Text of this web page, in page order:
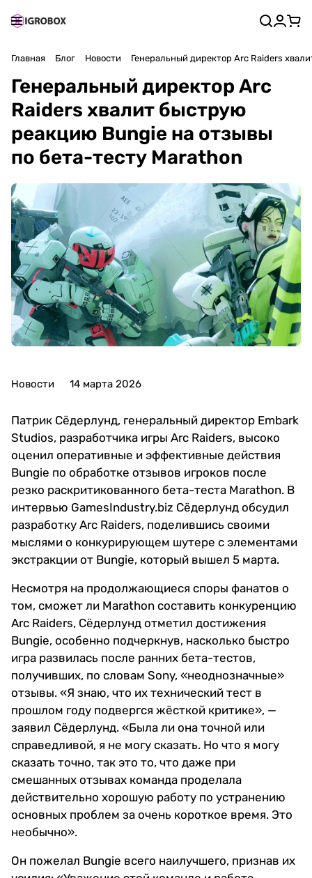
Главная Блог Новости Генеральный директор Arc Raiders
Генеральный директор Arc
Raiders хвалит быструю
реакцию Bungie на отзывы
по бета-тесту Marathon
Новости 14 марта 2026
Патрик Сёдерлунд, генеральный директор Embark
Studios, разработчика игры Arc Raiders, высоко
оценил оперативные и эффективные действия
Bungie по обработке отзывов игроков после
резко раскритикованного бета-теста Marathon. В
интервью GamesIndustry.biz Сёдерлунд обсудил
разработку Arc Raiders, поделившись своими
мыслями о конкурирующем шутере с элементами
экстракции от Bungie, который вышел 5 марта.
Несмотря на продолжающиеся споры фанатов о
том, сможет ли Marathon составить конкуренцию
Arc Raiders, Сёдерлунд отметил достижения
Bungie, особенно подчеркнув, насколько быстро
игра развилась после ранних бета-тестов,
получивших, по словам Sony, «неоднозначные»
отзывы. «Я знаю, что их технический тест в
прошлом году подвергся жёсткой критике», —
заявил Сёдерлунд. «Была ли она точной или
справедливой, я не могу сказать. Но что я могу
сказать точно, так это то, что даже при
смешанных отзывах команда проделала
действительно хорошую работу по устранению
основных проблем за очень короткое время. Это
необычно».
Он пожелал Bungie всего наилучшего, признав их